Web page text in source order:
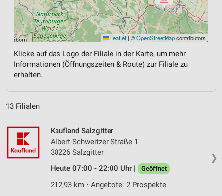
Leaflet | ©OpenStreetMapcontributors
Klicke auf das Logo der Filiale in der Karte, um mehr
Informationen (Öffnungszeiten & Route) zur Filiale zu
erhalten.
13 Filialen
❯
Kaufland Salzgitter
Albert-Schweitzer-Straße 1
38226 Salzgitter
Heute 07:00 - 22:00 Uhr |
Geöffnet
212,93 km • Angebote: 2 Prospekte